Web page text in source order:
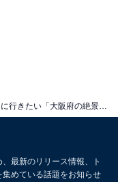
最新のリリース情報、ト
めている話題をお知らせ